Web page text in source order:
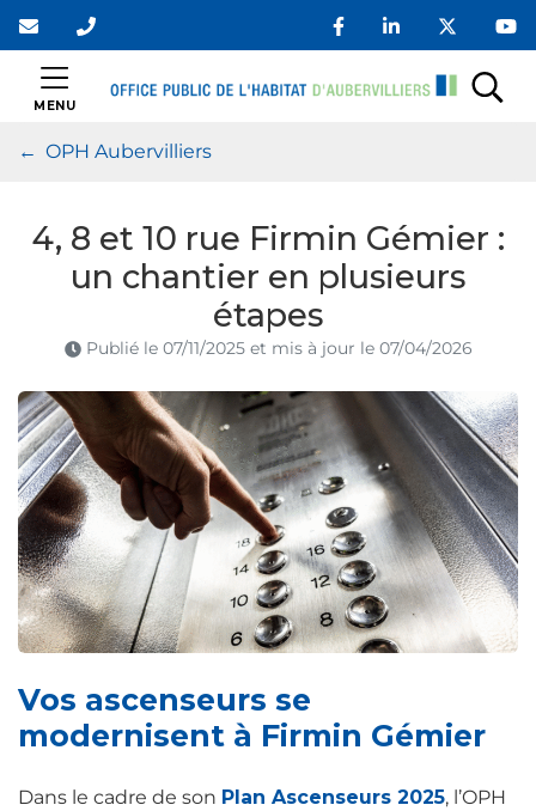
Aller
au
contenu
MENU OPH Aubervilliers
OPH Aubervilliers
4, 8 et 10 rue Firmin Gémier :
un chantier en plusieurs
étapes
Publié le 07/11/2025et mis à jour le 07/04/2026
Vos ascenseurs se
modernisent à Firmin Gémier
Dans le cadre de son Plan Ascenseurs 2025, l’OPH